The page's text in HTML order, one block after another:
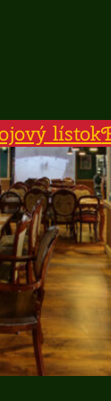
lístok